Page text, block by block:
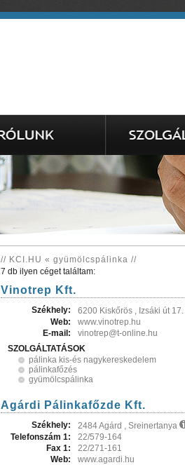
// KCI.HU « gyümölcspálinka //
7 db ilyen céget találtam:
Vinotrep Kft.
Székhely:
6200 Kiskőrös , Izsáki út 17.
Web:
www.vinotrep.hu
E-mail:
vinotrep@t-online.hu
SZOLGÁLTATÁSOK
pálinka kis-és nagykereskedelem
pálinkafőzés
gyümölcspálinka
Agárdi Pálinkafőzde Kft.
Székhely:
2484 Agárd , Sreinertanya
Telefonszám 1:
22/579-164
Fax 1:
22/271-161
Web:
www.agardi.hu